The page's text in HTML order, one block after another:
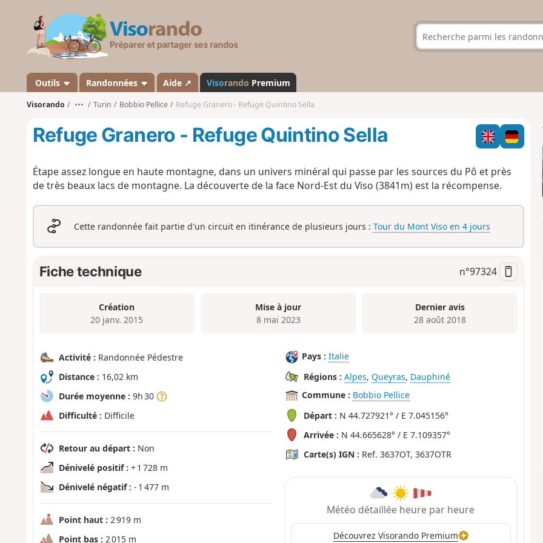
s
a
n
d
Outils Randonnées Aide ↗ Visorando Premium
Visorando ••• Turin Bobbio Pellice Refuge Granero - Refuge Quintino Sella
Refuge Granero - Refuge Quintino Sella
Étape assez longue en haute montagne, dans un univers minéral qui passe par les sources du Pô et près
de très beaux lacs de montagne. La découverte de la face Nord-Est du Viso (3841m) est la récompense.
Cette randonnée fait partie d'un circuit en itinérance de plusieurs jours : Tour du Mont Viso en 4 jours
Fiche technique n°97324
Création
20 janv. 2015
Mise à jour
8 mai 2023
Dernier avis
28 août 2018
Activité : Randonnée Pédestre
Distance : 16,02 km
Durée moyenne : 9h 30
Difficulté : Difficile
Retour au départ : Non
Dénivelé positif : + 1 728 m
Dénivelé négatif : - 1 477 m
Point haut : 2 919 m
Point bas : 2 015 m
Pays : Italie
Régions : Alpes, Queyras, Dauphiné
Commune : Bobbio Pellice
Départ : N 44.727921° / E 7.045156°
Arrivée : N 44.665628° / E 7.109357°
Carte(s) IGN : Ref. 3637OT, 3637OTR
Météo détaillée heure par heure
Découvrez Visorando Premium